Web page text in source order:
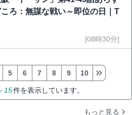
ころ：無謀な戦い～即位の日｜T
[08時30分]
15件を表示しています。
5 6 7 8 9 10
もっと見る